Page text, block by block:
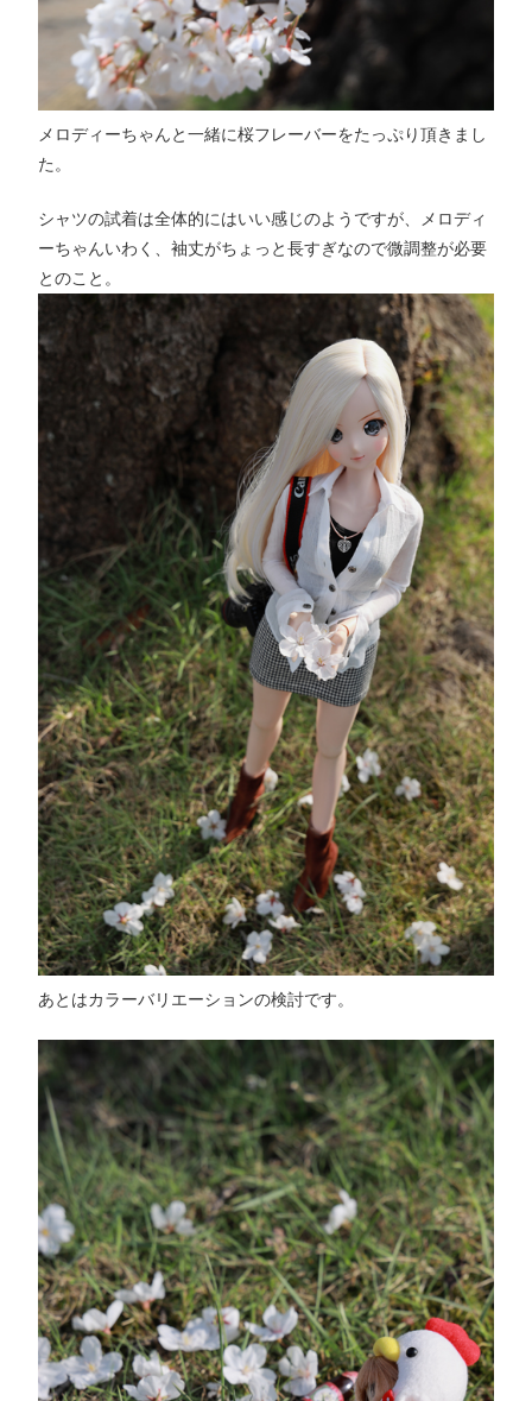
メロディーちゃんと一緒に桜フレーバーをたっぷり頂きまし
た。
シャツの試着は全体的にはいい感じのようですが、メロディ
ーちゃんいわく、袖丈がちょっと長すぎなので微調整が必要
とのこと。
あとはカラーバリエーションの検討です。